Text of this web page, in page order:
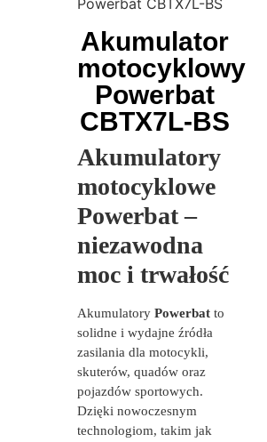
Powerbat CBTX7L-BS
Akumulator
motocyklowy
Powerbat
CBTX7L-BS
Akumulatory
motocyklowe
Powerbat –
niezawodna
moc i trwałość
Akumulatory Powerbat to
solidne i wydajne źródła
zasilania dla motocykli,
skuterów, quadów oraz
pojazdów sportowych.
Dzięki nowoczesnym
technologiom, takim jak